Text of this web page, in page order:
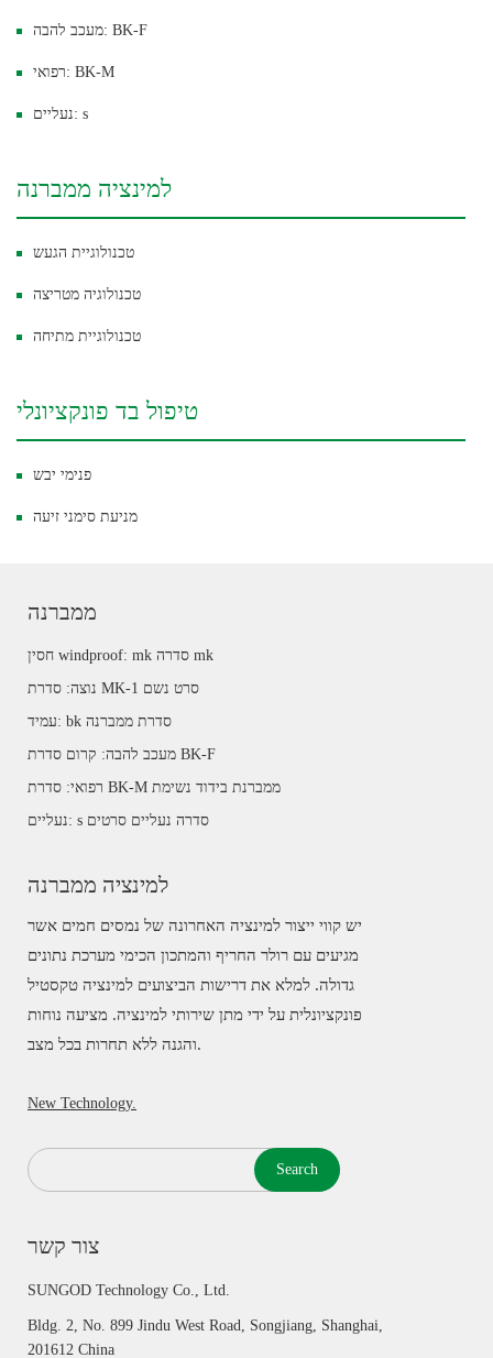
מעכב להבה: BK-F
רפואי: BK-M
נעליים: s
למינציה ממברנה
טכנולוגיית הגעש
טכנולוגיה מטריצה
טכנולוגיית מתיחה
טיפול בד פונקציונלי
פנימי יבש
מניעת סימני זיעה
ממברנה
חסין windproof: mk סדרה mk
נוצה: סדרת MK-1 סרט נשם
עמיד: bk סדרת ממברנה
מעכב להבה: קרום סדרת BK-F
רפואי: סדרת BK-M ממברנת בידוד נשימת
נעליים: s סדרה נעליים סרטים
למינציה ממברנה
יש קווי ייצור למינציה האחרונה של נמסים חמים אשר
מגיעים עם רולר החריף והמתכון הכימי מערכת נתונים
גדולה. למלא את דרישות הביצועים למינציה טקסטיל
פונקציונלית על ידי מתן שירותי למינציה. מציעה נוחות
והגנה ללא תחרות בכל מצב.
New Technology.
Search
צור קשר
SUNGOD Technology Co., Ltd.
Bldg. 2, No. 899 Jindu West Road, Songjiang, Shanghai,
201612 China